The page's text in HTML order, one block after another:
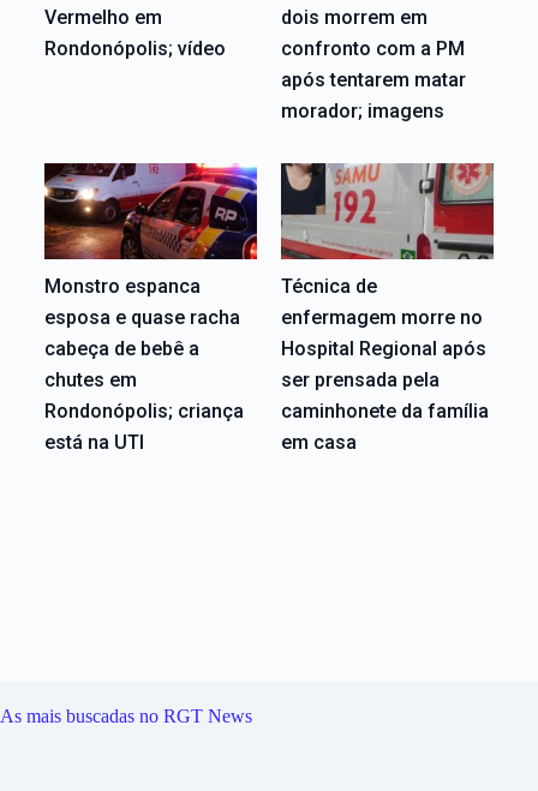
Vermelho em
Rondonópolis; vídeo
dois morrem em
confronto com a PM
após tentarem matar
morador; imagens
Monstro espanca
esposa e quase racha
cabeça de bebê a
chutes em
Rondonópolis; criança
está na UTI
Técnica de
enfermagem morre no
Hospital Regional após
ser prensada pela
caminhonete da família
em casa
As mais buscadas no RGT News